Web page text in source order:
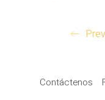
Contáctenos